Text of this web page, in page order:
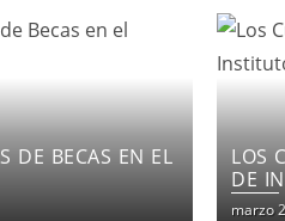
INNOVADORES
FUNDACIÓN
EL
marzo